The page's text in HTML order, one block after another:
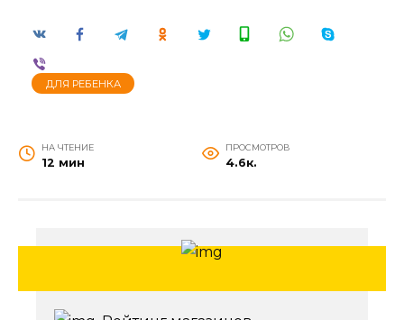
ДЛЯ РЕБЕНКА
НА ЧТЕНИЕ
12 мин
ПРОСМОТРОВ
4.6к.